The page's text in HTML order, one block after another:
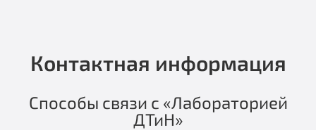
Контактная информация
Способы связи с «Лабораторией
ДТиН»